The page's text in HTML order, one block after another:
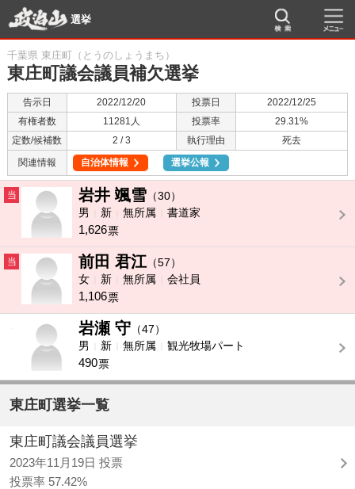
選挙
千葉県 東庄町（とうのしょうまち）
東庄町議会議員補欠選挙
告示日 2022/12/20 投票日
2022/12/25
有権者数
11281人 投票率
29.31%
定数/候補数
2 / 3 執行理由
死去
関連情報
自治体情報 選挙公報
当 岩井 颯雪 （30）
男
新 無所属 書道家
1,626票
当 前田 君江 （57）
女
新 無所属 会社員
1,106票
岩瀬 守 （47）
男
新 無所属 観光牧場パート
490票
東庄町選挙一覧
東庄町議会議員選挙
2023年11月19日 投票
投票率 57.42%